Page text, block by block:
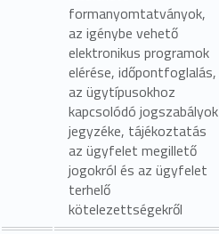
formanyomtatványok,
az igénybe vehető
elektronikus programok
elérése, időpontfoglalás,
az ügytípusokhoz
kapcsolódó jogszabályok
jegyzéke, tájékoztatás
az ügyfelet megillető
jogokról és az ügyfelet
terhelő
kötelezettségekről